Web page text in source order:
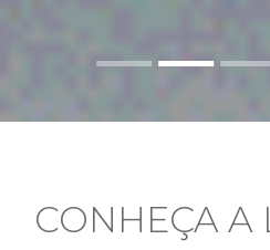
CONHEÇA A